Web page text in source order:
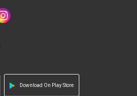
Download On Play Store